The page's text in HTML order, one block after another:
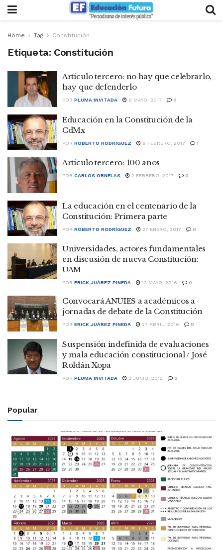
Home Tag Constitución
Etiqueta: Constitución
Artículo tercero: no hay que celebrarlo,
hay que defenderlo
POR PLUMA INVITADA 9 MAYO, 2017 0
Educación en la Constitución de la
CdMx
POR ROBERTO RODRÍGUEZ 9 FEBRERO, 2017 1
Artículo tercero: 100 años
POR CARLOS ORNELAS 2 FEBRERO, 2017 0
La educación en el centenario de la
Constitución: Primera parte
POR ROBERTO RODRÍGUEZ 27 ENERO, 2017 0
Universidades, actores fundamentales
en discusión de nueva Constitución:
UAM
POR ERICK JUÁREZ PINEDA 12 MAYO, 2016 0
Convocará ANUIES a académicos a
jornadas de debate de la Constitución
POR ERICK JUÁREZ PINEDA 27 ABRIL, 2016 0
Suspensión indefinida de evaluaciones
y mala educación constitucional / José
Roldán Xopa
POR PLUMA INVITADA 2 JUNIO, 2015 0
Popular